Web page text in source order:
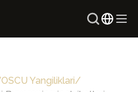
Yangiliklari/